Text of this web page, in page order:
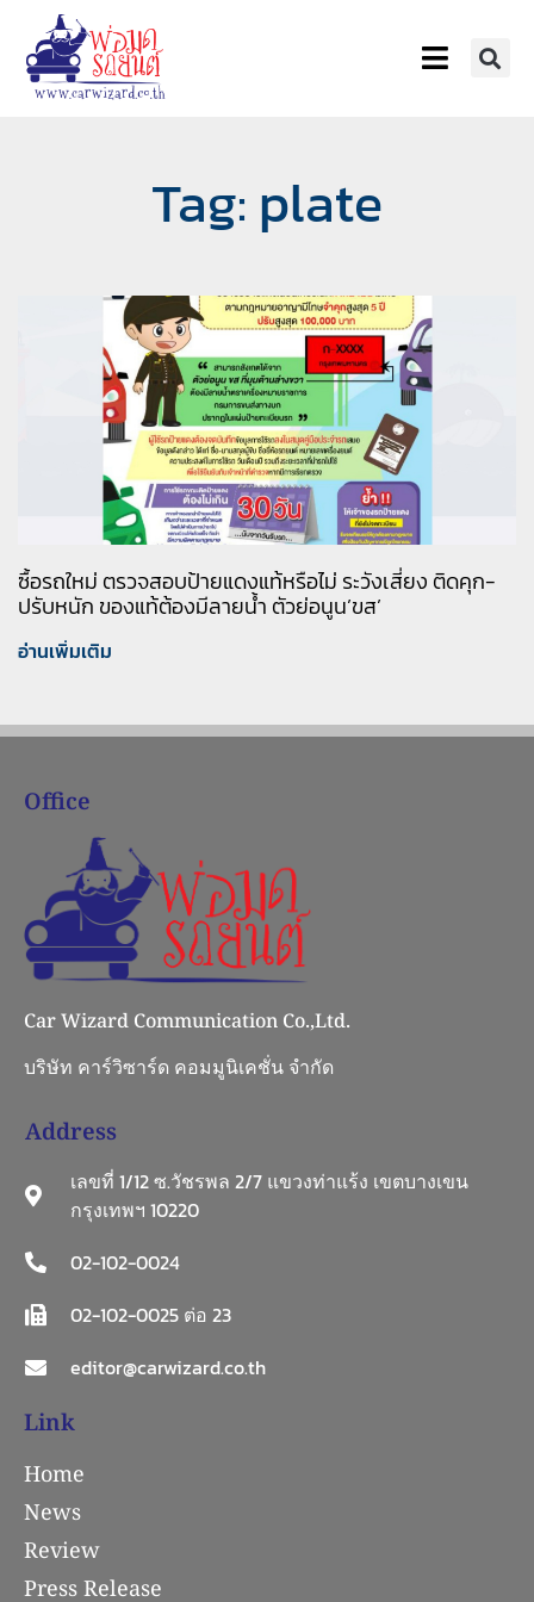
Tag: plate
ซื้อรถใหม่ ตรวจสอบป้ายแดงแท้หรือไม่ ระวังเสี่ยง ติดคุก-
ปรับหนัก ของแท้ต้องมีลายน้ำ ตัวย่อนูน’ขส’
อ่านเพิ่มเติม
Office
Car Wizard Communication Co.,Ltd.
บริษัท คาร์วิซาร์ด คอมมูนิเคชั่น จำกัด
Address
เลขที่ 1/12 ซ.วัชรพล 2/7 แขวงท่าแร้ง เขตบางเขน
กรุงเทพฯ 10220
02-102-0024
02-102-0025 ต่อ 23
editor@carwizard.co.th
Link
Home
News
Review
Press Release